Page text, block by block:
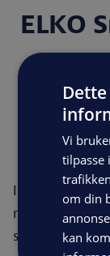
ELKO
1
I pakken får du
måte hjernen i
snakker med
Vi
tilpasse
om din
kan